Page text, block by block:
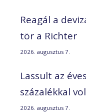
Reagál a
tör a Richter
2026. augusztus 7.
Lassult az
százalékkal
2026. augusztus 7.